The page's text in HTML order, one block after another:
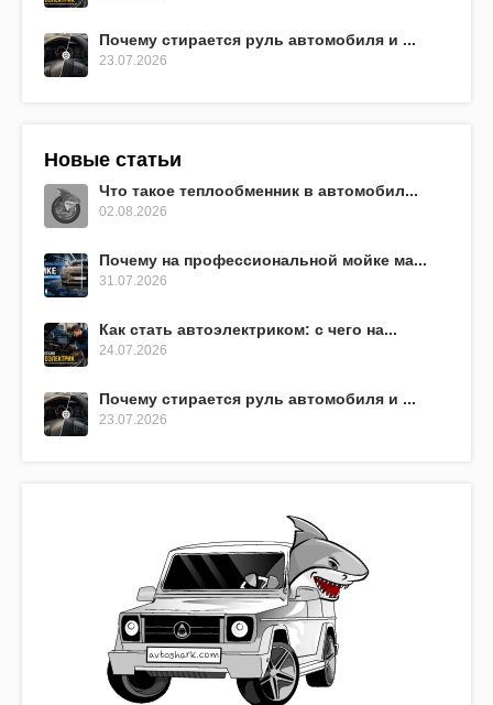
Почему стирается руль автомобиля и ...
23.07.2026
Новые статьи
Что такое теплообменник в автомобил...
02.08.2026
Почему на профессиональной мойке ма...
31.07.2026
Как стать автоэлектриком: с чего на...
24.07.2026
Почему стирается руль автомобиля и ...
23.07.2026